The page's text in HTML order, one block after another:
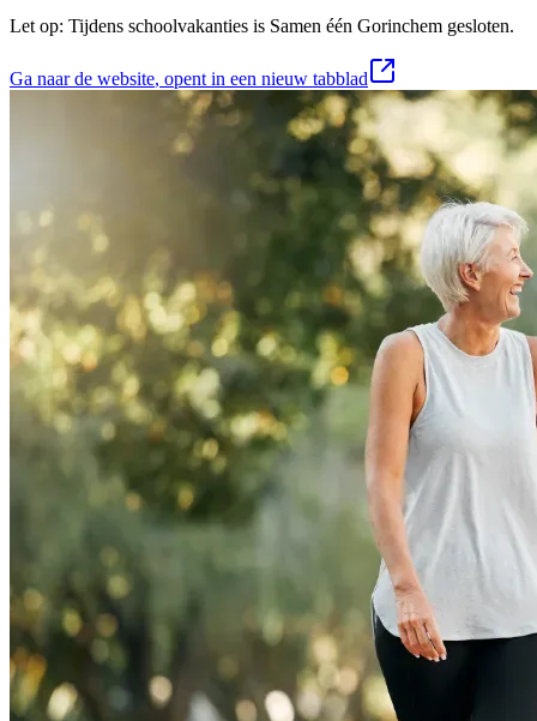
Let op: Tijdens schoolvakanties is Samen één Gorinchem gesloten.
Ga naar de website, opent in een nieuw tabblad